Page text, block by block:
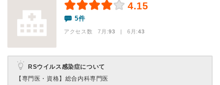
4.15
5件
アクセス数 7月:93 | 6月:43
RSウイルス感染症について
【専門医・資格】 総合内科専門医